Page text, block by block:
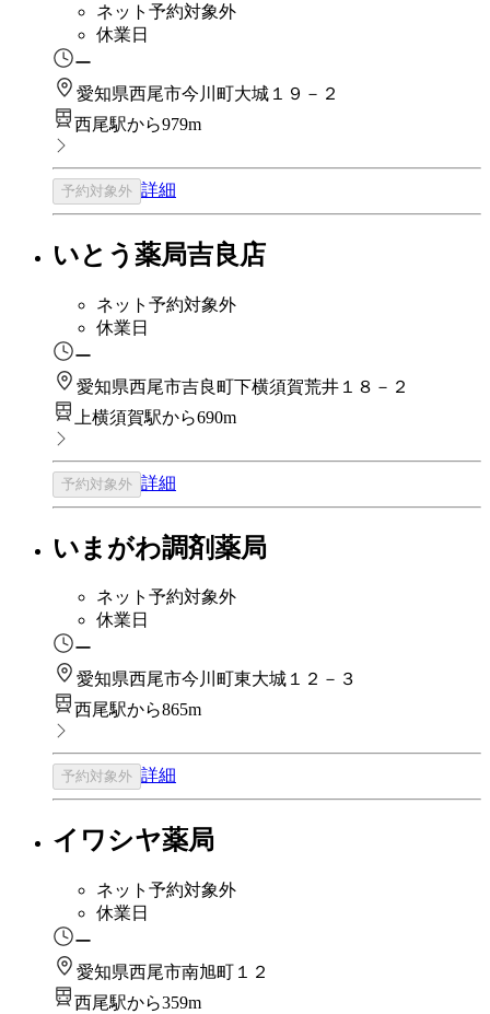
ネット予約対象外
休業日
ー
愛知県西尾市今川町大城１９－２
西尾駅から979m
予約対象外 詳細
いとう薬局吉良店
ネット予約対象外
休業日
ー
愛知県西尾市吉良町下横須賀荒井１８－２
上横須賀駅から690m
予約対象外 詳細
いまがわ調剤薬局
ネット予約対象外
休業日
ー
愛知県西尾市今川町東大城１２－３
西尾駅から865m
予約対象外 詳細
イワシヤ薬局
ネット予約対象外
休業日
ー
愛知県西尾市南旭町１２
西尾駅から359m